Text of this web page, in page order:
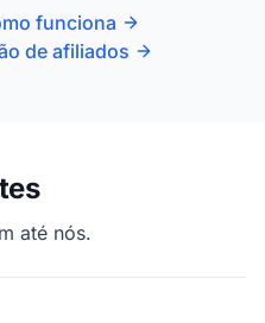
funciona
de afiliados
até nós.